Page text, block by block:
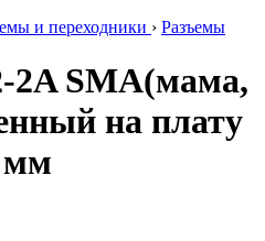
и переходники › Разъемы
2A SМА(мама,
на плату
мм